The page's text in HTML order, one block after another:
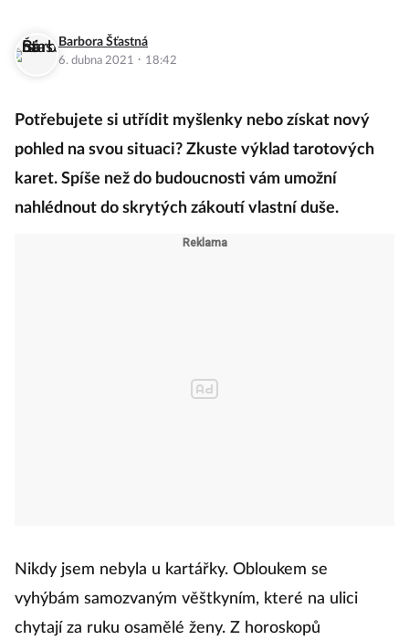
Barbora Šťastná
6. dubna 2021 · 18:42
Potřebujete si utřídit myšlenky nebo získat nový
pohled na svou situaci? Zkuste výklad tarotových
karet. Spíše než do budoucnosti vám umožní
nahlédnout do skrytých zákoutí vlastní duše.
Nikdy jsem nebyla u kartářky. Obloukem se
vyhýbám samozvaným věštkyním, které na ulici
chytají za ruku osamělé ženy. Z horoskopů